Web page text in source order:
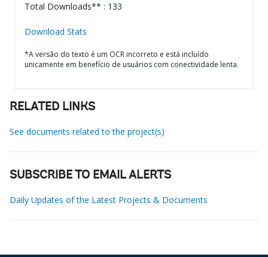
Total Downloads** : 133
Download Stats
*A versão do texto é um OCR incorreto e está incluído
unicamente em benefício de usuários com conectividade lenta.
RELATED LINKS
See documents related to the project(s)
SUBSCRIBE TO EMAIL ALERTS
Daily Updates of the Latest Projects & Documents